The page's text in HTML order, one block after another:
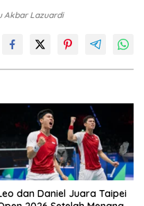
Akbar Lazuardi
dan Daniel Juara Taipei